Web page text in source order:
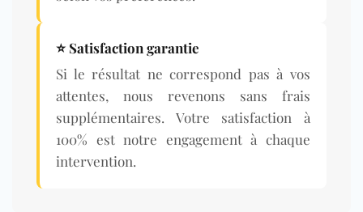
⭐ Satisfaction garantie
Si le résultat ne correspond pas à vos
attentes, nous revenons sans frais
supplémentaires. Votre satisfaction à
100% est notre engagement à chaque
intervention.